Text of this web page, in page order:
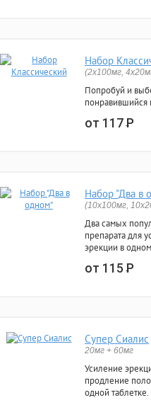
Набор
(2x100мг,
Попробуй и
понравившийся
от 117Р
Набор "Два в
(10x100мг,
Два самых
препарата для
эрекции в
от 115Р
Супер Сиалис
20мг + 60мг
Усиление
продление
одной таблетке.